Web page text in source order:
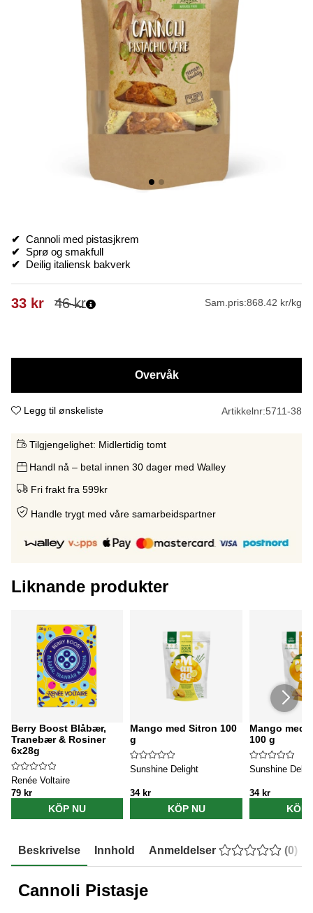
✔ Cannoli med pistasjkrem
✔ Sprø og smakfull
✔ Deilig italiensk bakverk
46kr
33 kr Sam.pris:868.42 kr/kg
Overvåk
Legg til ønskeliste Artikkelnr:5711-38
Tilgjengelighet: Midlertidig tomt
Handl nå – betal innen 30 dager med Walley
Fri frakt fra 599kr
Handle trygt med våre samarbeidspartner
Liknande produkter
Berry Boost Blåbær,
Tranebær & Rosiner
6x28g
Renée Voltaire
79 kr
KÖP NU
Mango med Sitron 100
g
Sunshine Delight
34 kr
KÖP NU
Mango med
100 g
Sunshine
34 kr
KÖP
Beskrivelse Innhold Anmeldelser (0)
Cannoli Pistasje